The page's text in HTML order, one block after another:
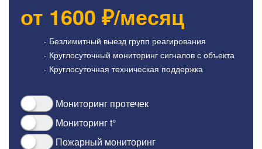
от 1600 ₽/месяц
- Безлимитный выезд групп реагирования
- Круглосуточный мониторинг сигналов с объекта
- Круглосуточная техническая поддержка
Мониторинг протечек
Мониторинг t°
Пожарный мониторинг